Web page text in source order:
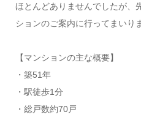
ほとんどありませんでしたが、
ションのご案内に行ってまいり
【マンションの主な概要】
・築51年
・駅徒歩1分
・総戸数約70戸